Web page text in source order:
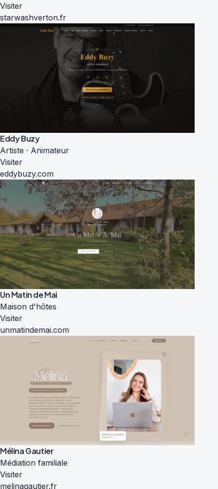
Visiter
starwashverton.fr
Eddy Buzy
Artiste · Animateur
Visiter
eddybuzy.com
Un Matin de Mai
Maison d'hôtes
Visiter
unmatindemai.com
Mélina Gautier
Médiation familiale
Visiter
melinagautier.fr